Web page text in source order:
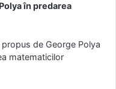
în predarea
de George Polya
matematicilor